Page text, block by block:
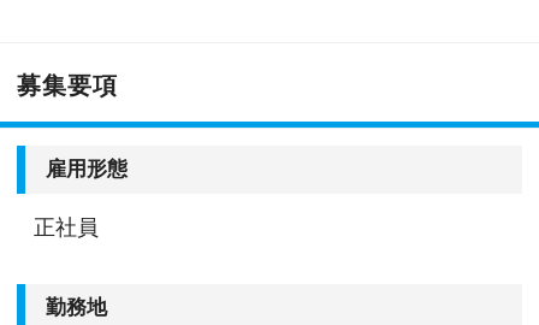
募集要項
雇用形態
正社員
勤務地